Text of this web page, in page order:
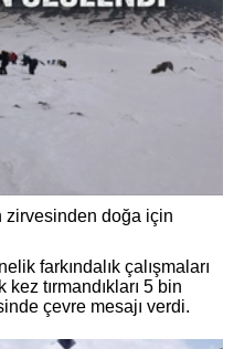
zirvesinden doğa için
farkındalık çalışmaları
tırmandıkları 5 bin
çevre mesajı verdi.